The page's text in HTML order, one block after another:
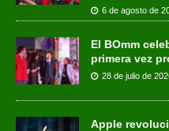
6 de agosto de
El BOmm
primera vez
28 de julio de
Apple